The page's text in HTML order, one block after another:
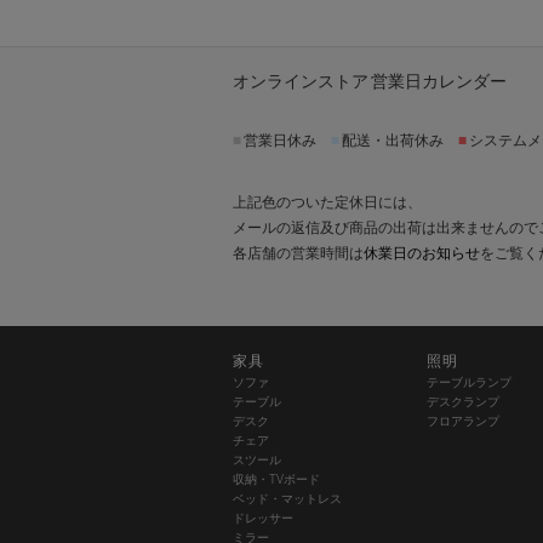
オンラインストア 営業日カレンダー
営業日休み 配送・出荷休み ■ システム
上記色のついた定休日には、
メールの返信及び商品の出荷は出来ませんの
各店舗の営業時間は休業日のお知らせをご覧く
家具
ソファ
テーブル
デスク
チェア
スツール
収納・TVボード
ベッド・マットレス
ドレッサー
ミラー
照明
テーブルランプ
デスクランプ
フロアランプ